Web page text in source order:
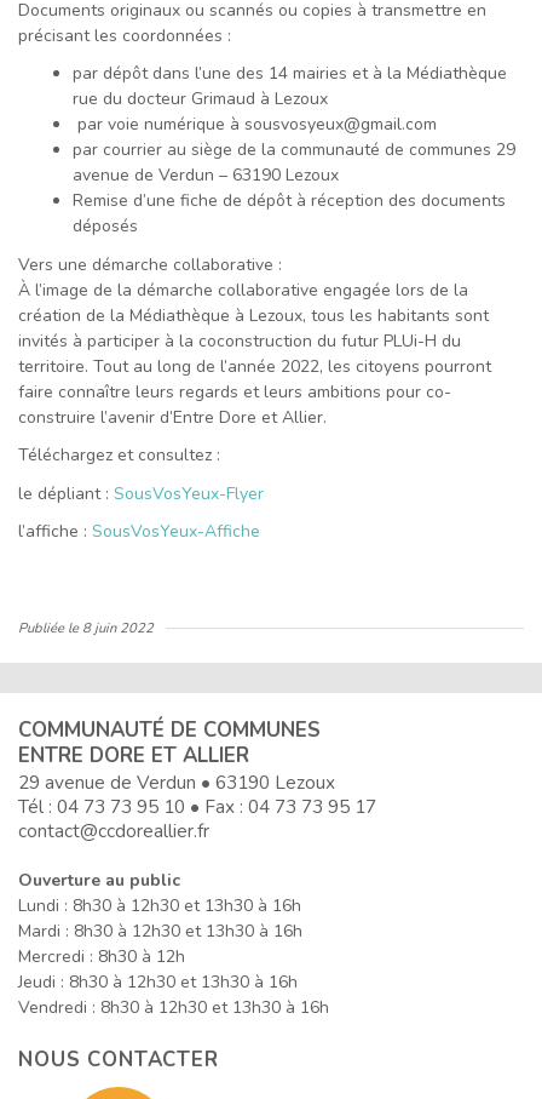
Documents originaux ou scannés ou copies à transmettre en
précisant les coordonnées :
par dépôt dans l’une des 14 mairies et à la Médiathèque
rue du docteur Grimaud à Lezoux
par voie numérique à sousvosyeux@gmail.com
par courrier au siège de la communauté de communes 29
avenue de Verdun – 63190 Lezoux
Remise d’une fiche de dépôt à réception des documents
déposés
Vers une démarche collaborative :
À l’image de la démarche collaborative engagée lors de la
création de la Médiathèque à Lezoux, tous les habitants sont
invités à participer à la coconstruction du futur PLUi-H du
territoire. Tout au long de l’année 2022, les citoyens pourront
faire connaître leurs regards et leurs ambitions pour co-
construire l’avenir d’Entre Dore et Allier.
Téléchargez et consultez :
le dépliant : SousVosYeux-Flyer
l’affiche : SousVosYeux-Affiche
Publiée le8 juin 2022
COMMUNAUTÉ DE COMMUNES
ENTRE DORE ET ALLIER
29 avenue de Verdun • 63190 Lezoux
Tél : 04 73 73 95 10 • Fax : 04 73 73 95 17
contact@ccdoreallier.fr
Ouverture au public
Lundi : 8h30 à 12h30 et 13h30 à 16h
Mardi : 8h30 à 12h30 et 13h30 à 16h
Mercredi : 8h30 à 12h
Jeudi : 8h30 à 12h30 et 13h30 à 16h
Vendredi : 8h30 à 12h30 et 13h30 à 16h
NOUS CONTACTER